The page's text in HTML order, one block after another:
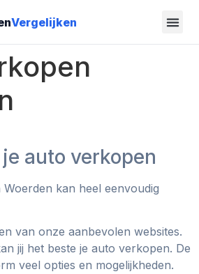
Vergelijken
auto verkopen
kan heel eenvoudig
van onze aanbevolen websites.
jij het beste je auto verkopen. De
veel opties en mogelijkheden.